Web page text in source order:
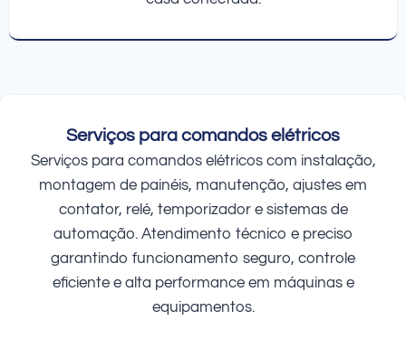
Serviços para comandos elétricos
Serviços para comandos elétricos com instalação,
montagem de painéis, manutenção, ajustes em
contator, relé, temporizador e sistemas de
automação. Atendimento técnico e preciso
garantindo funcionamento seguro, controle
eficiente e alta performance em máquinas e
equipamentos.